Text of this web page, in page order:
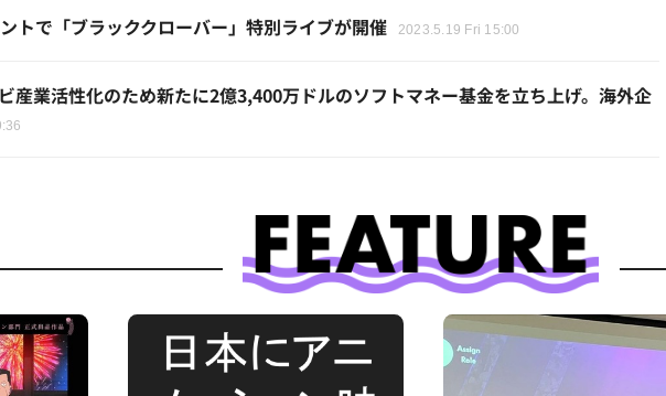
トで「ブラッククローバー」特別ライブが開催 2023.5.19 Fri 15:00
産業活性化のため新たに2億3,400万ドルのソフトマネー基金を立ち上げ。海外企